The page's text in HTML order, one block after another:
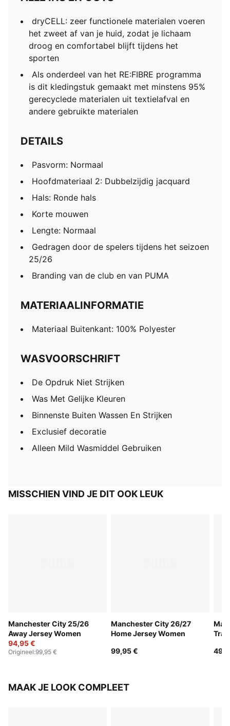
dryCELL: zeer functionele materialen voeren
het zweet af van je huid, zodat je lichaam
droog en comfortabel blijft tijdens het
sporten
Als onderdeel van het RE:FIBRE programma
is dit kledingstuk gemaakt met minstens 95%
gerecyclede materialen uit textielafval en
andere gebruikte materialen
DETAILS
Pasvorm: Normaal
Hoofdmateriaal 2: Dubbelzijdig jacquard
Hals: Ronde hals
Korte mouwen
Lengte: Normaal
Gedragen door de spelers tijdens het seizoen
25/26
Branding van de club en van PUMA
MATERIAALINFORMATIE
Materiaal Buitenkant: 100% Polyester
WASVOORSCHRIFT
De Opdruk Niet Strijken
Was Met Gelijke Kleuren
Binnenste Buiten Wassen En Strijken
Exclusief decoratie
Alleen Mild Wasmiddel Gebruiken
MISSCHIEN VIND JE DIT OOK LEUK
Manchester City 25/26
Away Jersey Women
94,95 €
Origineel:99,95 €
Manchester City 26/27
Home Jersey Women
99,95 €
MAAK JE LOOK COMPLEET